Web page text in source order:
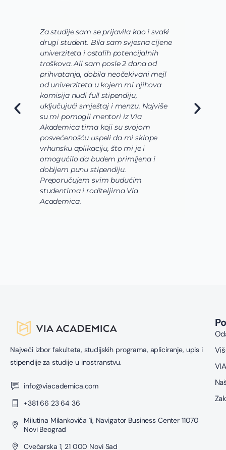
Za studije sam se prijavila kao i svaki
drugi student. Bila sam svjesna cijene
univerziteta i ostalih potencijalnih
troškova. Ali sam posle 2 dana od
prihvatanja, dobila neočekivani mejl
od univerziteta u kojem mi njihova
komisija nudi full stipendiju,
uključujući smještaj i menzu. Najviše
su mi pomogli mentori iz Via
Akademica tima koji su svojom
posvećenošću uspeli da mi sklope
vrhunsku aplikaciju, što mi je i
omogućilo da budem primljena i
dobijem punu stipendiju.
Preporučujem svim budućim
studentima i roditeljima Via
Academica.
Najveći izbor fakulteta, studijskih programa, apliciranje, upis i
stipendije za studije u inostranstvu.
info@viacademica.com
+381 66 23 64 36
Milutina Milankovića 1i, Navigator Business Center 11070
Novi Beograd
Cvećarska 1, 21 000 Novi Sad